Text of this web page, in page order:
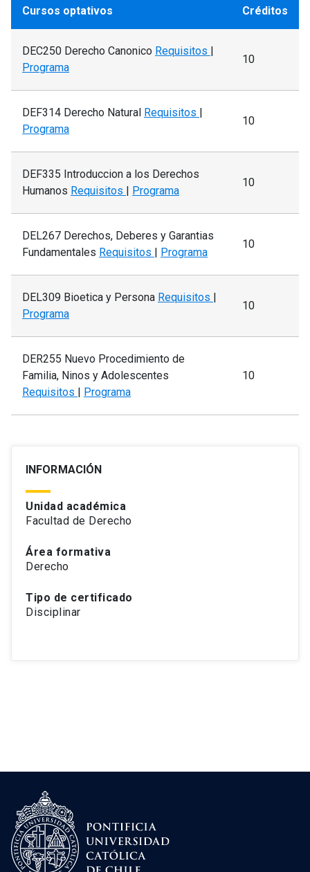
Cursos optativos Créditos
DEC250 Derecho Canonico Requisitos |
Programa
10
DEF314 Derecho Natural Requisitos |
Programa
10
DEF335 Introduccion a los Derechos
Humanos Requisitos | Programa
10
DEL267 Derechos, Deberes y Garantias
Fundamentales Requisitos | Programa
10
DEL309 Bioetica y Persona Requisitos |
Programa
10
DER255 Nuevo Procedimiento de
Familia, Ninos y Adolescentes
Requisitos | Programa
10
INFORMACIÓN
Unidad académica
Facultad de Derecho
Área formativa
Derecho
Tipo de certificado
Disciplinar